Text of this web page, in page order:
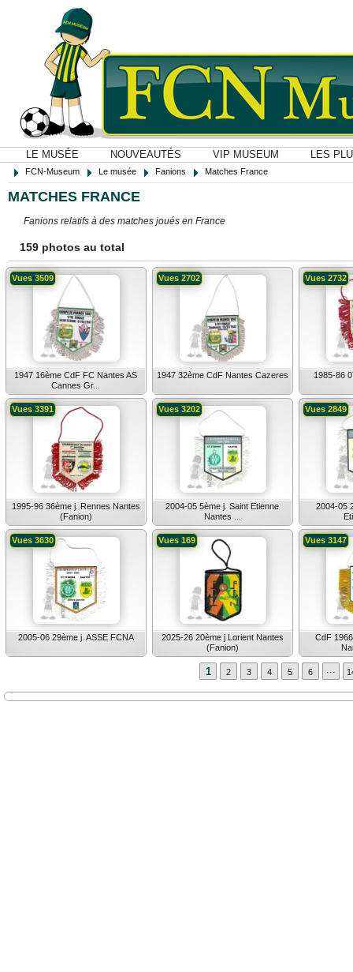
LE MUSÉE NOUVEAUTÉS VIP MUSEUM LES
FCN-Museum Le musée Fanions Matches France
MATCHES FRANCE
Fanions relatifs à des matches joués en France
159 photos au total
1947 16ème CdF FC Nantes AS
Cannes Gr...
Vues 3509
1947 32ème CdF Nantes Cazeres
Vues 2702
1985-86
Vues 2732
1995-96 36ème j. Rennes Nantes
(Fanion)
Vues 3391
2004-05 5ème j. Saint Etienne
Nantes ...
Vues 3202
2004-05
Vues 2849
2005-06 29ème j. ASSE FCNA
Vues 3630
2025-26 20ème j Lorient Nantes
(Fanion)
Vues 169
CdF
Vues 3147
1 2 3 4 5 6 ...